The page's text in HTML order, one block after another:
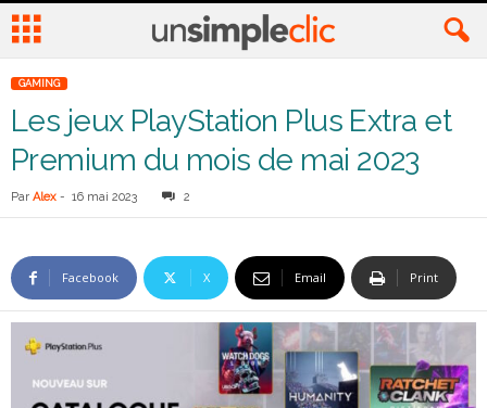
GAMING
Les jeux PlayStation Plus Extra et
Premium du mois de mai 2023
Par Alex - 16 mai 2023 2
Facebook X Email Print